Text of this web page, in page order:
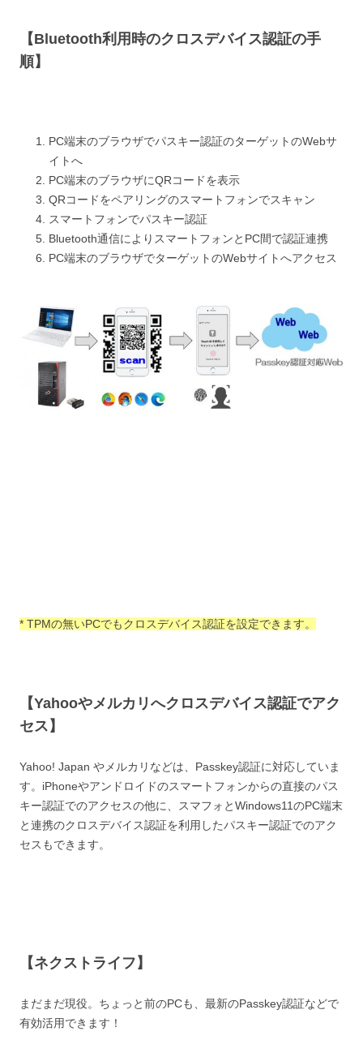
【Bluetooth利用時のクロスデバイス認証の手
順】
PC端末のブラウザでパスキー認証のターゲットのWebサ
イトへ
PC端末のブラウザにQRコードを表示
QRコードをペアリングのスマートフォンでスキャン
スマートフォンでパスキー認証
Bluetooth通信によりスマートフォンとPC間で認証連携
PC端末のブラウザでターゲットのWebサイトへアクセス
* TPMの無いPCでもクロスデバイス認証を設定できます。
【Yahooやメルカリへクロスデバイス認証でアク
セス】
Yahoo! Japan やメルカリなどは、Passkey認証に対応していま
す。iPhoneやアンドロイドのスマートフォンからの直接のパス
キー認証でのアクセスの他に、スマフォとWindows11のPC端末
と連携のクロスデバイス認証を利用したパスキー認証でのアク
セスもできます。
【ネクストライフ】
まだまだ現役。ちょっと前のPCも、最新のPasskey認証などで
有効活用できます！